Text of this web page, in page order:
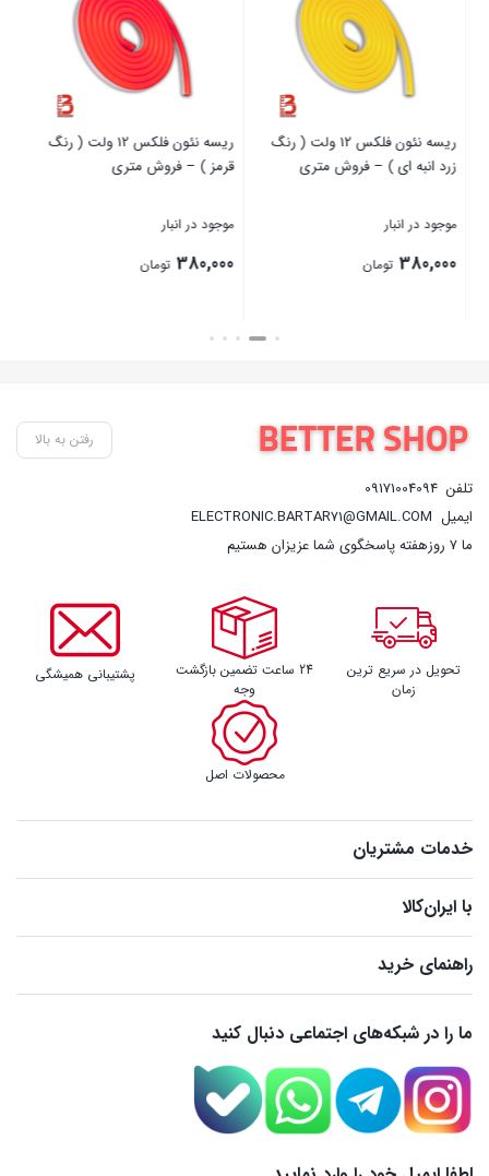
ریسه نئون فلکس 12 ولت ( رنگ
زرد انبه ای ) – فروش متری
موجود در انبار
380,000 تومان
ریسه نئون فلکس 12 ولت ( رنگ
قرمز ) – فروش متری
موجود در انبار
380,000 تومان
بستن
رفتن به بالا
تلفن 09171004094
ایمیل ELECTRONIC.BARTAR71@GMAIL.COM
ما 7 روزهفته پاسخگوی شما عزیزان هستیم
تحویل در سریع ترین
زمان
24 ساعت تضمین بازگشت
وجه
پشتیبانی همیشگی
محصولات اصل
خدمات مشتریان
با ایران‌کالا
راهنمای خرید
ما را در شبکه‌های اجتماعی دنبال کنید